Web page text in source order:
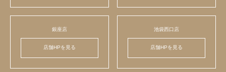
銀座店
店舗HPを見る
池袋西口店
店舗HPを見る